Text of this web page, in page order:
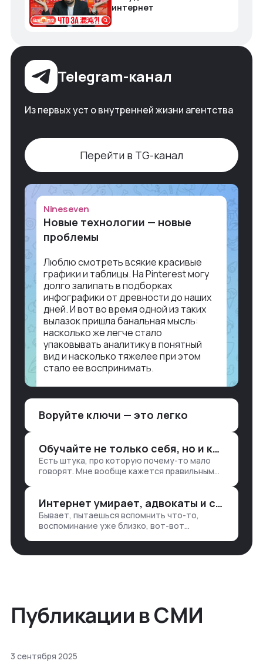
интернет
Telegram-канал
Из первых уст о внутренней жизни агентства
Перейти в TG-канал
Nineseven
Новые технологии — новые
проблемы
Люблю смотреть всякие красивые
графики и таблицы. На Pinterest могу
долго залипать в подборках
инфографики от древности до наших
дней. И вот во время одной из таких
вылазок пришла банальная мысль:
насколько же легче стало
упаковывать аналитику в понятный
вид и насколько тяжелее при этом
стало ее воспринимать.
аналитикой лет 15 назад, нужно было:
продажи, заявки, прогресс по проекту
— все ручками
Воруйте ключи — это легко
Обучайте не только себя, но и клиентов
Есть штука, про которую почему-то мало
говорят. Мне вообще кажется правильным
хватаешь у клиента: е…
Интернет умирает, адвокаты и судьи в растерянности, а я хочу песню
Бывает, пытаешься вспомнить что-то,
воспоминание уже близко, вот-вот
неделями, если сильно не повезе…
Публикации в СМИ
3 сентября 2025